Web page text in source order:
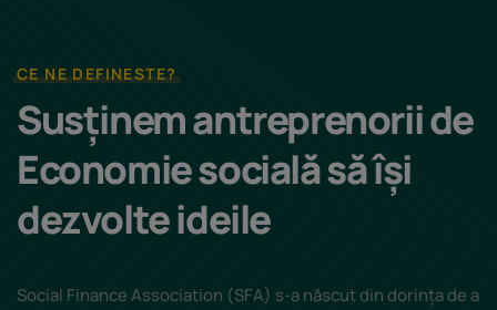
CE NE DEFINESTE?
Susținem antreprenorii de
Economie socială să își
dezvolte ideile
Social Finance Association (SFA) s-a născut din dorința de a